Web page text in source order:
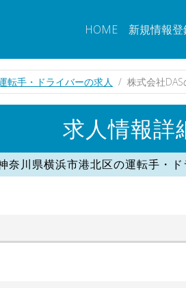
HOME 新規情報登
転手・ドライバーの求人 株式会社DAS
求人情報詳
奈川県横浜市港北区の運転手・